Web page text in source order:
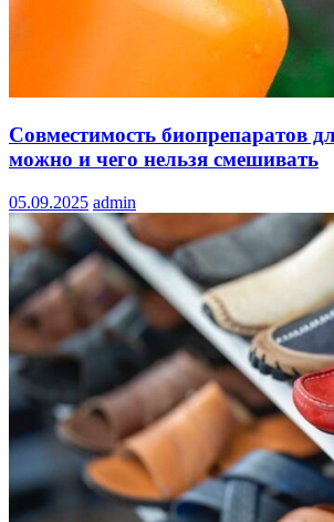
Совместимость биопрепаратов
можно и чего нельзя смешивать
05.09.2025 admin